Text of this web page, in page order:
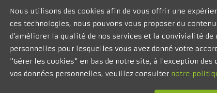
Nous utilisons des cookies afin de vous offrir une
ces technologies, nous pouvons vous proposer du
d'améliorer la qualité de nos services et la convivialité
personnelles pour lesquelles vous avez donné votre
"Gérer les cookies" en bas de notre site, à l'exception
vos données personnelles, veuillez consulter notre